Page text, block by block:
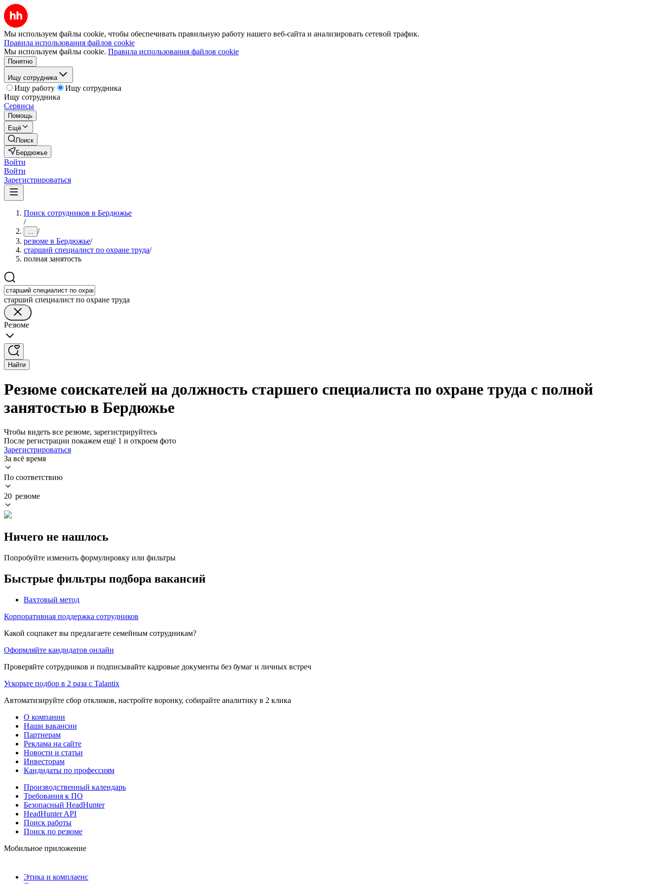
Мы используем файлы cookie, чтобы обеспечивать правильную работу нашего веб-сайта и анализировать сетевой трафик.
Правила использования файлов cookie
Мы используем файлы cookie. Правила использования файлов cookie
Понятно
Ищу сотрудника
Ищу работу
Ищу сотрудника
Ищу сотрудника
Сервисы
Помощь
Ещё
Поиск
Бердюжье
Войти
Войти
Зарегистрироваться
Поиск сотрудников в Бердюжье
/
... /
резюме в Бердюжье/
старший специалист по охране труда/
полная занятость
старший специалист по охране труда
Резюме
Найти
Резюме соискателей на должность старшего специалиста по охране труда с полной
занятостью в Бердюжье
Чтобы видеть все резюме, зарегистрируйтесь
После регистрации покажем ещё 1 и откроем фото
Зарегистрироваться
За всё время
По соответствию
20 резюме
Ничего не нашлось
Попробуйте изменить формулировку или фильтры
Быстрые фильтры подбора вакансий
Вахтовый метод
Корпоративная поддержка сотрудников
Какой соцпакет вы предлагаете семейным сотрудникам?
Оформляйте кандидатов онлайн
Проверяйте сотрудников и подписывайте кадровые документы без бумаг и личных встреч
Ускорьте подбор в 2 раза с Talantix
Автоматизируйте сбор откликов, настройте воронку, собирайте аналитику в 2 клика
О компании
Наши вакансии
Партнерам
Реклама на сайте
Новости и статьи
Инвесторам
Кандидаты по профессиям
Производственный календарь
Требования к ПО
Безопасный HeadHunter
HeadHunter API
Поиск работы
Поиск по резюме
Мобильное приложение
Этика и комплаенс